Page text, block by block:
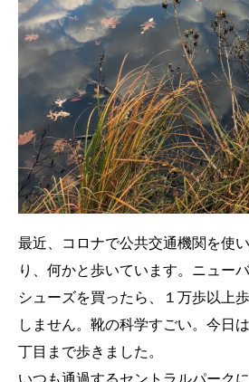
最近、コロナで公共交通機関を使
り、何かと歩いています。ニュー
シューズを買ったら、１万歩以上
しません。靴の科学すごい。今日
丁目まで歩きました。
いつも通過するセントラルパーク